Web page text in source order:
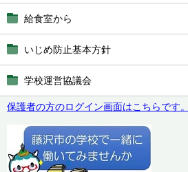
給食室から
いじめ防止基本方針
学校運営協議会
保護者の方のログイン画面はこちらです。